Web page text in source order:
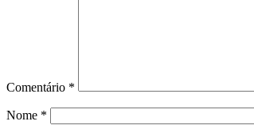
Comentário *
Nome *